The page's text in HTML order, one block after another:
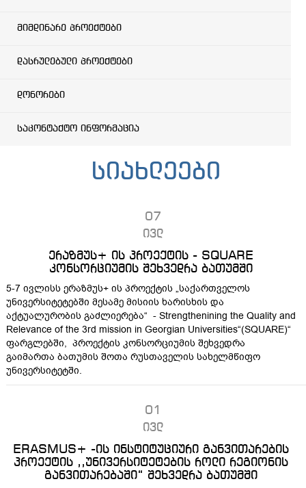
მიმდინარე პროექტები
დასრულებული პროექტები
დონორები
საკონტაქტო ინფორმაცია
სიახლეები
07
ივლ
ერაზმუს+ ის პროექტის - SQUARE
კონსორციუმის შეხვედრა ბათუმში
5-7 ივლისს ერაზმუს+ ის პროექტის „საქართველოს
უნივერსიტეტებში მესამე მისიის ხარისხის და
აქტუალურობის გაძლიერება“ - Strengthenining the Quality and
Relevance of the 3rd mission in Georgian Universities“(SQUARE)“
ფარგლებში, პროექტის კონსორციუმის შეხვედრა
გაიმართა ბათუმის შოთა რუსთაველის სახელმწიფო
უნივერსიტეტში.
01
ივლ
ERASMUS+ -ის ინსტიტუციური განვითარების
პროექტის ,,უნივერსიტეტების როლი რეგიონის
განვითარებაში“ შეხვედრა ბათუმში